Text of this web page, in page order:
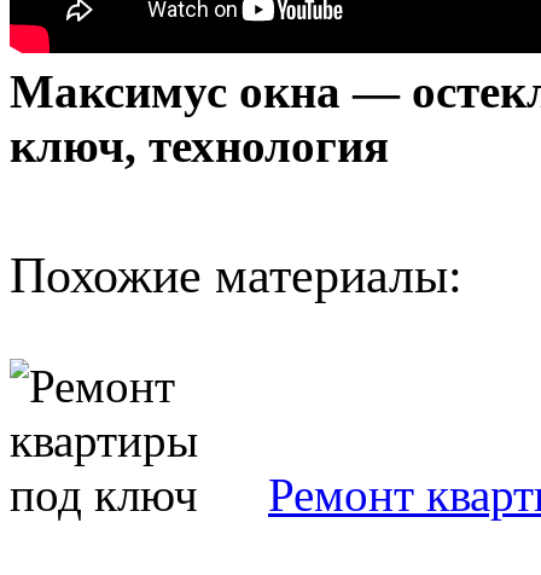
Максимус окна —
ключ, технология
Похожие материалы:
Ремонт